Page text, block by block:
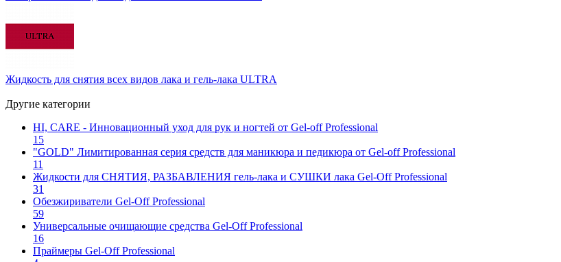
Жидкость для снятия всех видов лака и гель-лака ULTRA
Другие категории
HI, CARE - Инновационный уход для рук и ногтей от Gel-off Professional
15
"GOLD" Лимитированная серия средств для маникюра и педикюра от Gel-off Professional
11
Жидкости для СНЯТИЯ, РАЗБАВЛЕНИЯ гель-лака и СУШКИ лака Gel-Off Professional
31
Обезжириватели Gel-Off Professional
59
Универсальные очищающие средства Gel-Off Professional
16
Праймеры Gel-Off Professional